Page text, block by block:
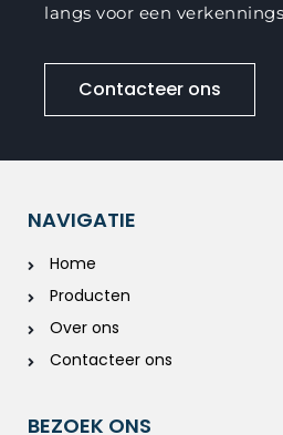
langs voor een
Contacteer ons
NAVIGATIE
Home
Producten
Over ons
Contacteer ons
BEZOEK ONS